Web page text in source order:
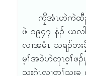
ကၠိအံၤဟဲကဲထီၣ်
ဖဲ ၁၉၄၇ နံၣ် ယ
လၢအမံၤ သရၣ်ဘ
မ့ၢ်အဝဲဟဲတုၤဝ့ၢ်ဖ
သးဂဲၤလၢတၢ်သး